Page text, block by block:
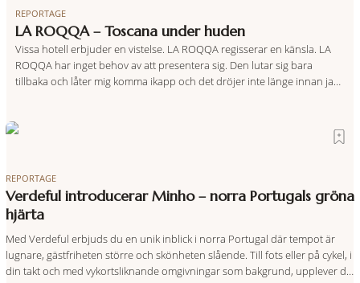
REPORTAGE
LA ROQQA – Toscana under huden
Vissa hotell erbjuder en vistelse. LA ROQQA regisserar en känsla. LA
ROQQA har inget behov av att presentera sig. Den lutar sig bara
tillbaka och låter mig komma ikapp och det dröjer inte länge innan jag
REPORTAGE
Verdeful introducerar Minho – norra Portugals gröna
hjärta
Med Verdeful erbjuds du en unik inblick i norra Portugal där tempot är
lugnare, gästfriheten större och skönheten slående. Till fots eller på cykel, i
din takt och med vykortsliknande omgivningar som bakgrund, upplever du